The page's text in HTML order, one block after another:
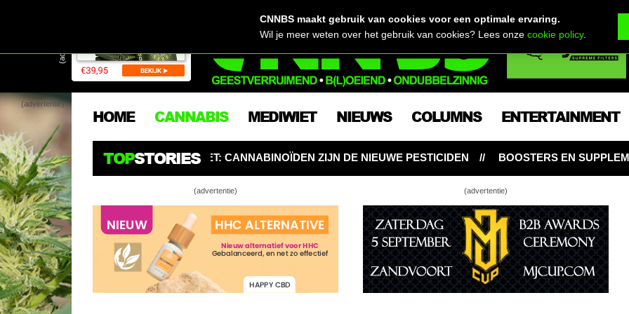
(advertentie)
(advertentie)
HOME CANNABIS MEDIWIET NIEUWS COLUMNS ENTERTAINMENT
TOPSTORIES
CANNABINOÏDEN ZIJN DE NIEUWE PESTICIDEN BOOSTERS EN SUPPLEMENTEN: NOODZAKELIJK VOOR
(advertentie) (advertentie)
Kies de beste mannelijke en vrouwelijke wietplanten om te
kruisen
Kush, Cheese, Haze… 12 favoriete wietsoorten en hun
belangrijkste terpenen
CNNBS maakt gebruik van cookies voor een optimale ervaring.
Wil je meer weten over het gebruik van cookies? Lees onzecookie policy.